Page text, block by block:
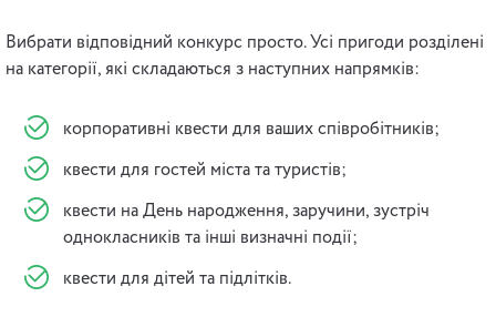
Вибрати відповідний конкурс просто. Усі пригоди розділені
на категорії, які складаються з наступних напрямків:
корпоративні квести для ваших співробітників;
квести для гостей міста та туристів;
квести на День народження, заручини, зустріч
однокласників та інші визначні події;
квести для дітей та підлітків.